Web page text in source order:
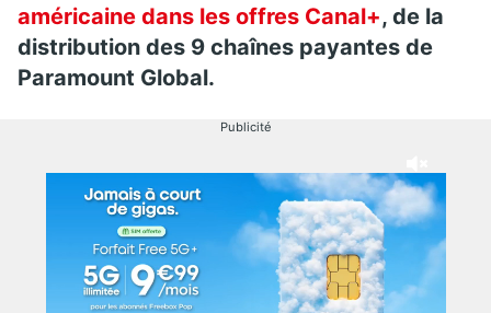
américaine dans les offres Canal+, de la
distribution des 9 chaînes payantes de
Paramount Global.
Publicité